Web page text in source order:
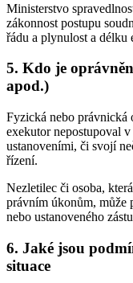
Ministerstvo
zákonnost postupu
řádu a plynulost a délku
5. Kdo je
apod.)
Fyzická nebo právnická
exekutor nepostupoval
ustanoveními, či svojí
řízení.
Nezletilec či osoba,
právním úkonům, může
nebo ustanoveného
6. Jaké jsou
situace